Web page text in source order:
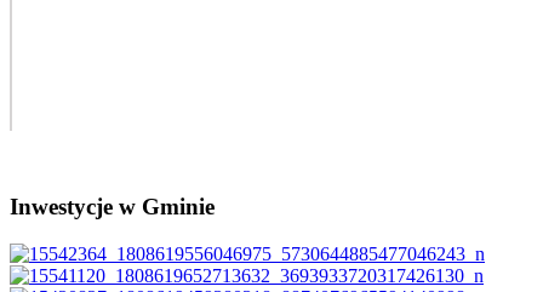
Inwestycje w Gminie